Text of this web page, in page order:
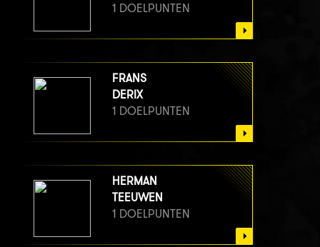
1 DOELPUNTEN
FRANS
DERIX
1 DOELPUNTEN
HERMAN
TEEUWEN
1 DOELPUNTEN